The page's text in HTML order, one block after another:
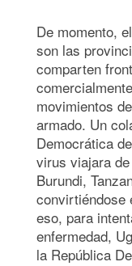
De momento,
son las
comparten
movimientos
armado. Un
Democrática
virus viajara
Burundi,
convirtiéndose
eso, para
enfermedad,
la República